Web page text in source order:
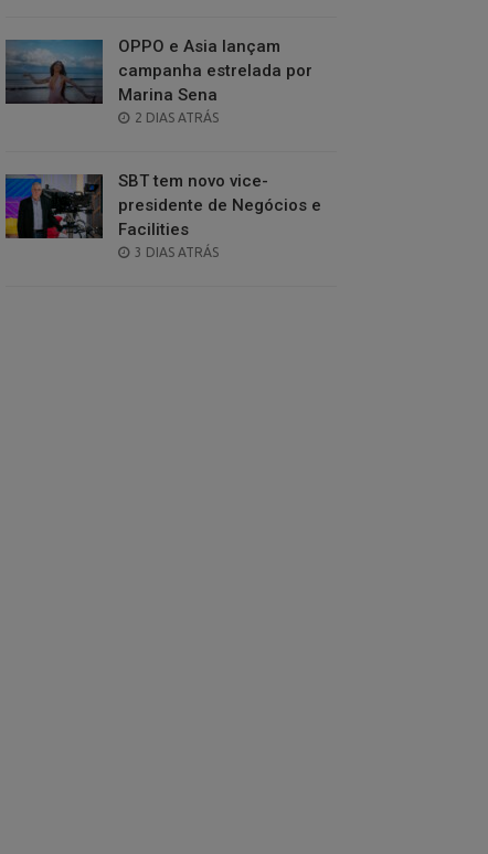
OPPO e Asia lançam
campanha estrelada por
Marina Sena
POSTED
2 DIAS ATRÁS
SBT tem novo vice-
presidente de Negócios e
Facilities
POSTED
3 DIAS ATRÁS